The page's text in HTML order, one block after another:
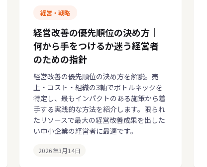
経営・戦略
経営改善の優先順位の決め方｜
何から手をつけるか迷う経営者
のための指針
経営改善の優先順位の決め方を解説。売
上・コスト・組織の3軸でボトルネックを
特定し、最もインパクトのある施策から着
手する実践的な方法を紹介します。限られ
たリソースで最大の経営改善成果を出した
い中小企業の経営者に最適です。
2026年3月14日